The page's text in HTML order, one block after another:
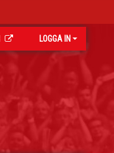
LOGGA IN